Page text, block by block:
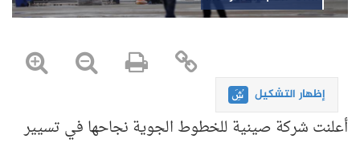
إظهار التشكيل
أعلنت شركة صينية للخطوط الجوية نجاحها في تسيير